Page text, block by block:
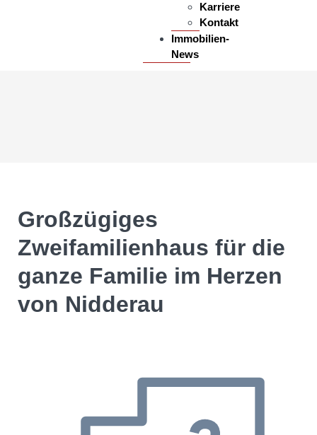
Karriere
Kontakt
Immobilien-
News
Großzügiges
Zweifamilienhaus für die
ganze Familie im Herzen
von Nidderau